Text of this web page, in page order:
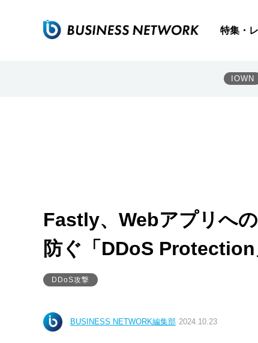
特集・
IOWN
Fastly、Webアプリへ
防ぐ「DDoS Protection
DDoS攻撃
BUSINESS NETWORK編集部 2024.10.23